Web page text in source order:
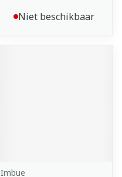
Niet beschikbaar
Imbue